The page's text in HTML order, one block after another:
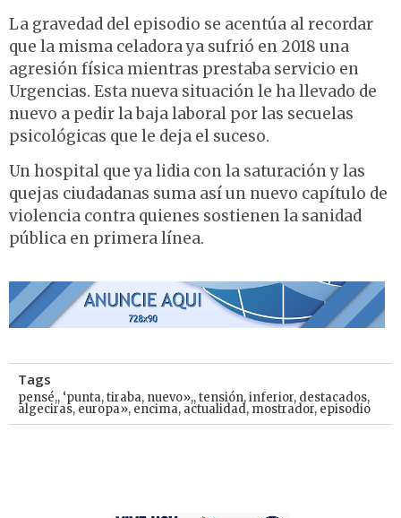
La gravedad del episodio se acentúa al recordar
que la misma celadora ya sufrió en 2018 una
agresión física mientras prestaba servicio en
Urgencias. Esta nueva situación le ha llevado de
nuevo a pedir la baja laboral por las secuelas
psicológicas que le deja el suceso.
Un hospital que ya lidia con la saturación y las
quejas ciudadanas suma así un nuevo capítulo de
violencia contra quienes sostienen la sanidad
pública en primera línea.
Tags
pensé,, ‘punta,tiraba, nuevo»,,tensión,inferior, destacados,
algeciras, europa», encima, actualidad, mostrador, episodio